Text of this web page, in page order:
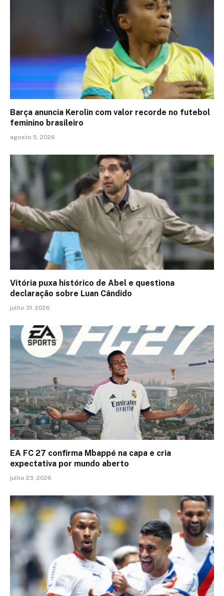
Barça anuncia Kerolin com valor recorde no futebol
feminino brasileiro
agosto 5, 2026
Vitória puxa histórico de Abel e questiona
declaração sobre Luan Cândido
julho 31, 2026
EA FC 27 confirma Mbappé na capa e cria
expectativa por mundo aberto
julho 23, 2026